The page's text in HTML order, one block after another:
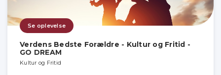
Se oplevelse
Verdens Bedste Forældre - Kultur og Fritid -
GO DREAM
Kultur og Fritid